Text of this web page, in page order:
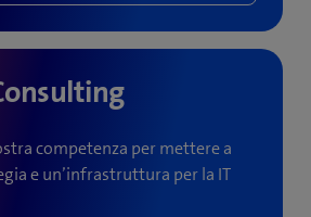
competenza per mettere a
e un’infrastruttura per la IT